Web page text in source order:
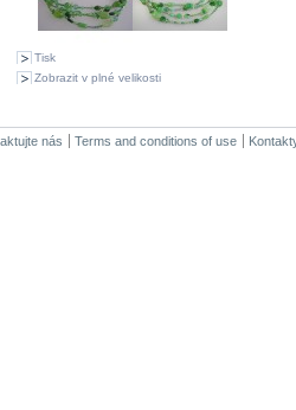
Tisk
Zobrazit v plné velikosti
nás Terms and conditions of use